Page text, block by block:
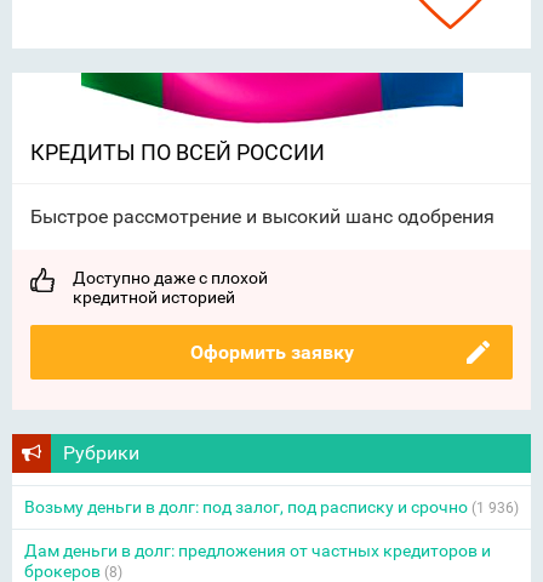
КРЕДИТЫ ПО ВСЕЙ РОССИИ
Быстрое рассмотрение и высокий шанс одобрения
Доступно даже с плохой
кредитной историей
Оформить заявку
Рубрики
Возьму деньги в долг: под залог, под расписку и срочно (1 936)
Дам деньги в долг: предложения от частных кредиторов и
брокеров (8)